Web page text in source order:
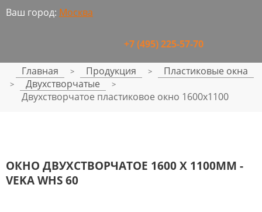
Ваш город: Москва
+7 (495) 225-57-70
Главная > Продукция > Пластиковые окна
> Двухстворчатые >
Двухстворчатое пластиковое окно 1600x1100
ОКНО ДВУХСТВОРЧАТОЕ 1600 Х 1100ММ -
VEKA WHS 60